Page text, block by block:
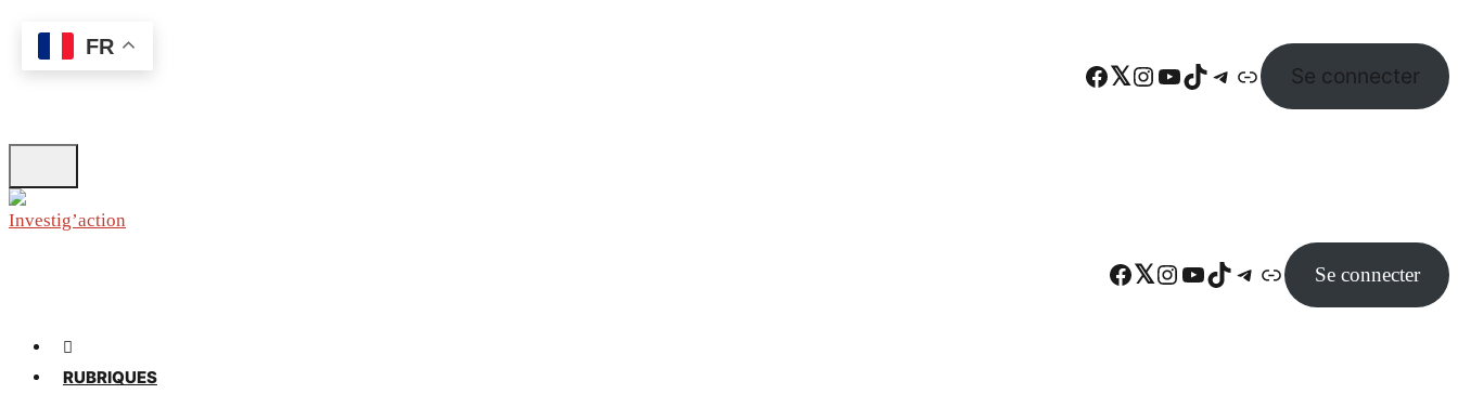
Facebook Twitter Instagram YouTube TikTok Telegram Lien Se connecter
Facebook Twitter Instagram YouTube TikTok Telegram Lien Se connecter
RUBRIQUES
FR